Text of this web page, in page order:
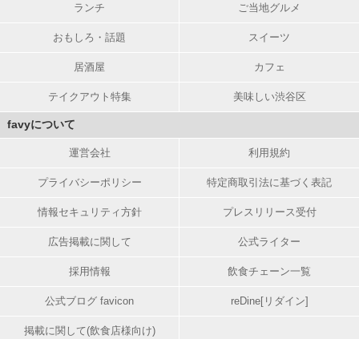
ランチ ご当地グルメ
おもしろ・話題 スイーツ
居酒屋 カフェ
テイクアウト特集 美味しい渋谷区
favyについて
運営会社 利用規約
プライバシーポリシー 特定商取引法に基づく表記
情報セキュリティ方針 プレスリリース受付
広告掲載に関して 公式ライター
採用情報 飲食チェーン一覧
公式ブログ favicon reDine[リダイン]
掲載に関して(飲食店様向け)